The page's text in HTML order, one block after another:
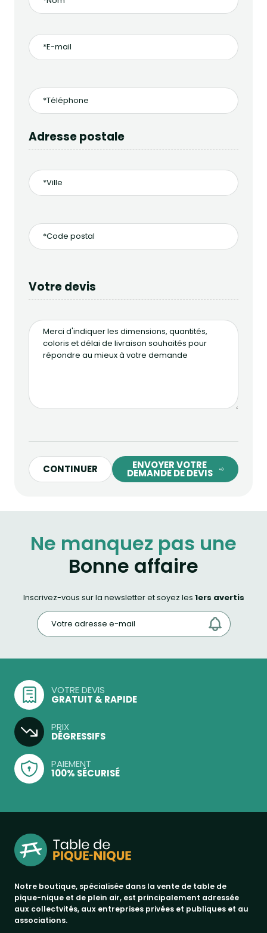
Adresse postale
Votre devis
CONTINUER ENVOYER VOTRE
DEMANDE DE DEVIS
Ne manquez pas une
Bonne affaire
Inscrivez-vous sur la newsletter et soyez les 1ers avertis
VOTRE DEVIS
GRATUIT & RAPIDE
PRIX
DÉGRESSIFS
PAIEMENT
100% SÉCURISÉ
Notre boutique, spécialisée dans la vente de table de
pique-nique et de plein air, est principalement adressée
aux collectvités, aux entreprises privées et publiques et au
associations.